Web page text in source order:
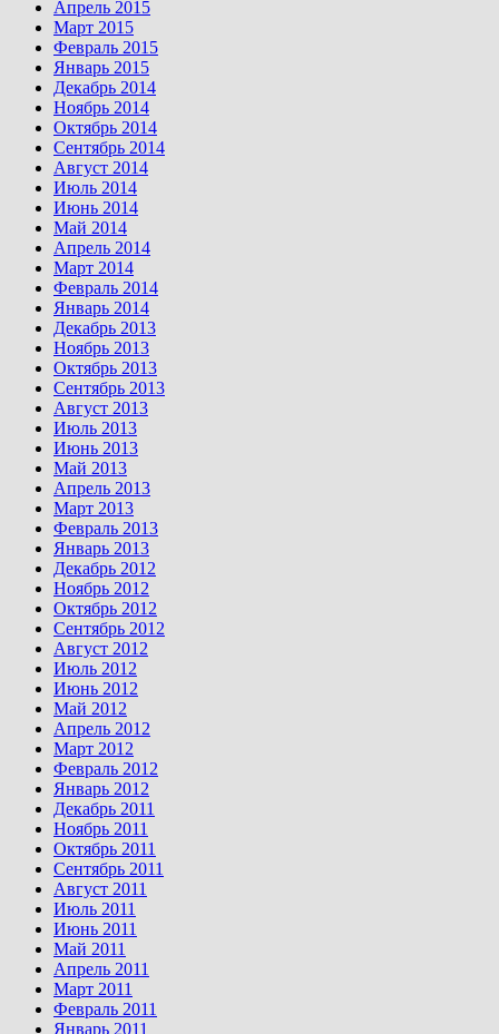
Апрель 2015
Март 2015
Февраль 2015
Январь 2015
Декабрь 2014
Ноябрь 2014
Октябрь 2014
Сентябрь 2014
Август 2014
Июль 2014
Июнь 2014
Май 2014
Апрель 2014
Март 2014
Февраль 2014
Январь 2014
Декабрь 2013
Ноябрь 2013
Октябрь 2013
Сентябрь 2013
Август 2013
Июль 2013
Июнь 2013
Май 2013
Апрель 2013
Март 2013
Февраль 2013
Январь 2013
Декабрь 2012
Ноябрь 2012
Октябрь 2012
Сентябрь 2012
Август 2012
Июль 2012
Июнь 2012
Май 2012
Апрель 2012
Март 2012
Февраль 2012
Январь 2012
Декабрь 2011
Ноябрь 2011
Октябрь 2011
Сентябрь 2011
Август 2011
Июль 2011
Июнь 2011
Май 2011
Апрель 2011
Март 2011
Февраль 2011
Январь 2011